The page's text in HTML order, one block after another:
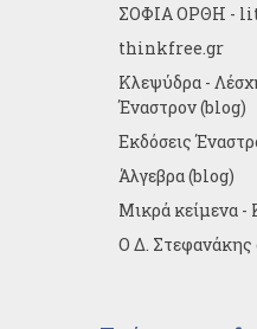
ΣΟΦΙΑ ΟΡΘΗ -
thinkfree.gr
Κλεψύδρα -
Έναστρον (blog)
Εκδόσεις
Άλγεβρα (blog)
Μικρά κείμενα
Ο Δ.